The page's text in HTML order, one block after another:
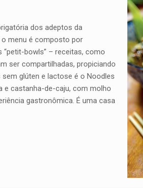
dos adeptos da
o menu é composto por
bowls” – receitas, como
ser compartilhadas, propiciando
glúten e lactose é o Noodles
e castanha-de-caju, com molho
gastronômica. É uma casa